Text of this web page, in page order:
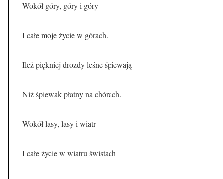
Wokół góry, góry i góry
I całe moje życie w górach.
Ileż piękniej drozdy leśne śpiewają
Niż śpiewak płatny na chórach.
Wokół lasy, lasy i wiatr
I całe życie w wiatru świstach